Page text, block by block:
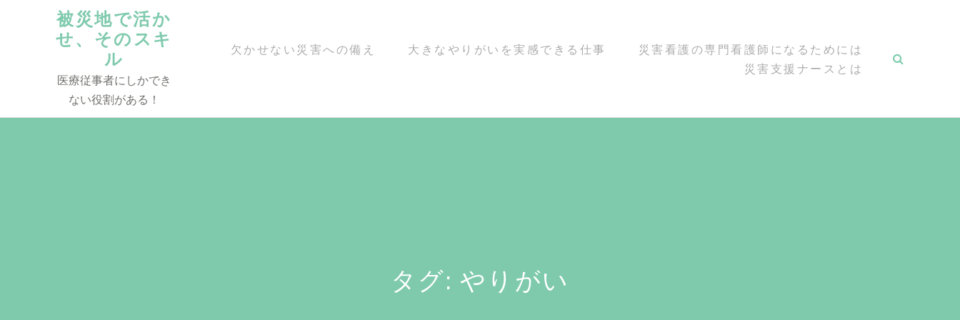
被災地で活か
せ、そのスキ
ル
医療従事者にしかでき
ない役割がある！
欠かせない災害への備え 大きなやりがいを実感できる仕事
災害看護の専門看護師になるためには
災害支援ナースとは
タグ: やりがい